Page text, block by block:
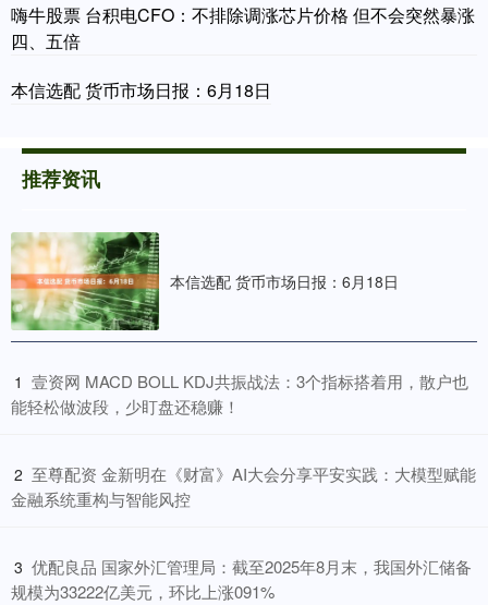
嗨牛股票 台积电CFO：不排除调涨芯片价格 但不会突然暴涨
四、五倍
本信选配 货币市场日报：6月18日
推荐资讯
本信选配 货币市场日报：6月18日
1 ​壹资网 MACD BOLL KDJ共振战法：3个指标搭着用，散户也
能轻松做波段，少盯盘还稳赚！
2 ​至尊配资 金新明在《财富》AI大会分享平安实践：大模型赋能
金融系统重构与智能风控
3 ​优配良品 国家外汇管理局：截至2025年8月末，我国外汇储备
规模为33222亿美元，环比上涨091%